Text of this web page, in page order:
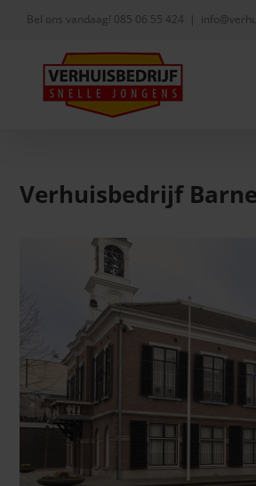
content
Bel ons vandaag! 085 06 55 424
Verhuisbedrijf